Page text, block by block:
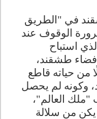
في "الطريق
الوقوف عند
استباح
طشقند،
من حياته قاطع
وكونه لم يحصل
العالم"،
يكن من سلالة